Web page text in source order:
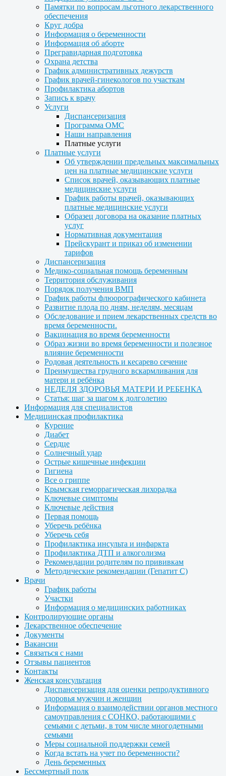
Памятки по вопросам льготного лекарственного
обеспечения
Круг добра
Информация о беременности
Информация об аборте
Прегравидарная подготовка
Охрана детства
График административных дежурств
График врачей-гинекологов по участкам
Профилактика абортов
Запись к врачу
Услуги
Диспансеризация
Программа ОМС
Наши направления
Платные услуги
Платные услуги
Об утверждении предельных максимальных
цен на платные медицинские услуги
Список врачей, оказывающих платные
медицинские услуги
График работы врачей, оказывающих
платные медицинские услуги
Образец договора на оказание платных
услуг
Нормативная документация
Прейскурант и приказ об изменении
тарифов
Диспансеризация
Медико-социальная помощь беременным
Территория обслуживания
Порядок получения ВМП
График работы флюорографического кабинета
Развитие плода по дням, неделям, месяцам
Обследование и прием лекарственных средств во
время беременности.
Вакцинация во время беременности
Образ жизни во время беременности и полезное
влияние беременности
Родовая деятельность и кесарево сечение
Преимущества грудного вскармливания для
матери и ребёнка
НЕДЕЛЯ ЗДОРОВЬЯ МАТЕРИ И РЕБЕНКА
Статья: шаг за шагом к долголетию
Информация для специалистов
Медицинская профилактика
Курение
Диабет
Сердце
Солнечный удар
Острые кишечные инфекции
Гигиена
Все о гриппе
Крымская геморрагическая лихорадка
Ключевые симптомы
Ключевые действия
Первая помощь
Уберечь ребёнка
Уберечь себя
Профилактика инсульта и инфаркта
Профилактика ДТП и алкоголизма
Рекомендации родителям по прививкам
Методические рекомендации (Гепатит С)
Врачи
График работы
Участки
Информация о медицинских работниках
Контролирующие органы
Лекарственное обеспечение
Документы
Вакансии
Связаться с нами
Отзывы пациентов
Контакты
Женская консультация
Диспансеризация для оценки репродуктивного
здоровья мужчин и женщин
Информация о взаимодействии органов местного
самоуправления с СОНКО, работающими с
семьями с детьми, в том числе многодетными
семьями
Меры социальной поддержки семей
Когда встать на учет по беременности?
День беременных
Бессмертный полк